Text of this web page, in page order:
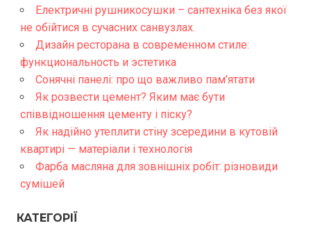
Електричні рушникосушки – сантехніка без якої
не обійтися в сучасних санвузлах.
Дизайн ресторана в современном стиле:
функциональность и эстетика
Сонячні панелі: про що важливо пам’ятати
Як розвести цемент? Яким має бути
співвідношення цементу і піску?
Як надійно утеплити стіну зсередини в кутовій
квартирі — матеріали і технологія
Фарба масляна для зовнішніх робіт: різновиди
сумішей
КАТЕГОРІЇ